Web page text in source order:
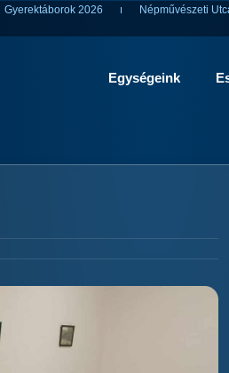
Gyerektáborok 2026 Népművészeti
Egységeink